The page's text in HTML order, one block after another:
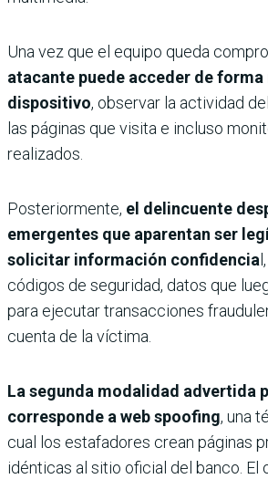
Una vez que el equipo queda
atacante puede acceder de forma
dispositivo, observar la actividad
las páginas que visita e incluso
realizados.
Posteriormente, el delincuente
emergentes que aparentan ser
solicitar información confidencia
códigos de seguridad, datos que
para ejecutar transacciones
cuenta de la víctima.
La segunda modalidad advertida
corresponde aweb spoofing, una
cual los estafadores crean páginas
idénticas al sitio oficial del banco. El